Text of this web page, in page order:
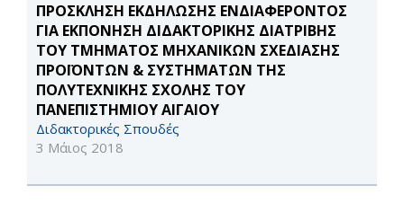
ΠΡΟΣΚΛΗΣΗ ΕΚΔΗΛΩΣΗΣ ΕΝΔΙΑΦΕΡΟΝΤΟΣ
ΓΙΑ ΕΚΠΟΝΗΣΗ ΔΙΔΑΚΤΟΡΙΚΗΣ ΔΙΑΤΡΙΒΗΣ
ΤΟΥ ΤΜΗΜΑΤΟΣ ΜΗΧΑΝΙΚΩΝ ΣΧΕΔΙΑΣΗΣ
ΠΡΟΪΟΝΤΩΝ & ΣΥΣΤΗΜΑΤΩΝ ΤΗΣ
ΠΟΛΥΤΕΧΝΙΚΗΣ ΣΧΟΛΗΣ ΤΟΥ
ΠΑΝΕΠΙΣΤΗΜΙΟΥ ΑΙΓΑΙΟΥ
Διδακτορικές Σπουδές
3 Μάιος 2018